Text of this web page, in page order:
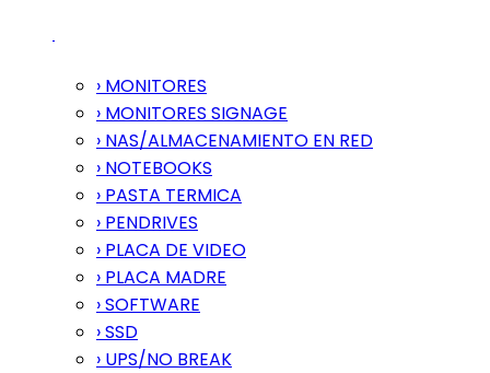
› MONITORES
› MONITORES SIGNAGE
› NAS/ALMACENAMIENTO EN RED
› NOTEBOOKS
› PASTA TERMICA
› PENDRIVES
› PLACA DE VIDEO
› PLACA MADRE
› SOFTWARE
› SSD
› UPS/NO BREAK